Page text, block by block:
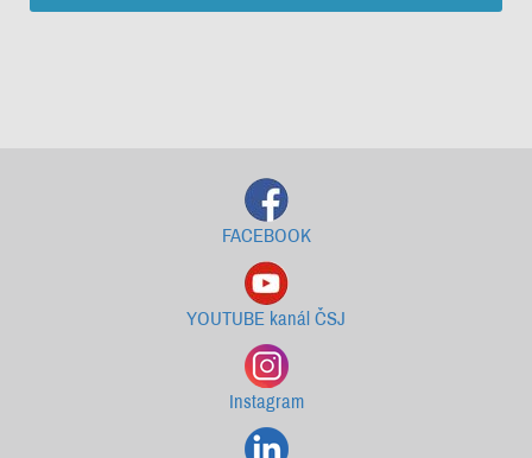
FACEBOOK
YOUTUBE kanál ČSJ
Instagram